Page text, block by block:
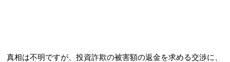
真相は不明ですが、投資詐欺の被害額の返金を求める交渉に、